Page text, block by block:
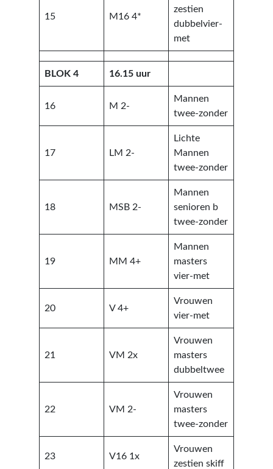
15 M16 4*
zestien
dubbelvier-
met
BLOK 4 16.15 uur
16 M 2-
Mannen
twee-zonder
17 LM 2-
Lichte
Mannen
twee-zonder
18 MSB 2-
Mannen
senioren b
twee-zonder
19 MM 4+
Mannen
masters
vier-met
20 V 4+
Vrouwen
vier-met
21 VM 2x
Vrouwen
masters
dubbeltwee
22 VM 2-
Vrouwen
masters
twee-zonder
23 V16 1x
Vrouwen
zestien skiff